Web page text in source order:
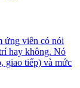
ứng viên có nói
hay không. Nó
giao tiếp) và mức